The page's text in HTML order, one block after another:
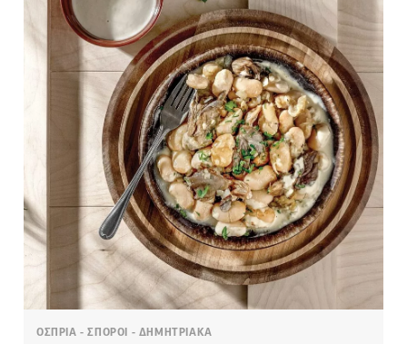
ΟΣΠΡΙΑ - ΣΠΟΡΟΙ - ΔΗΜΗΤΡΙΑΚΑ